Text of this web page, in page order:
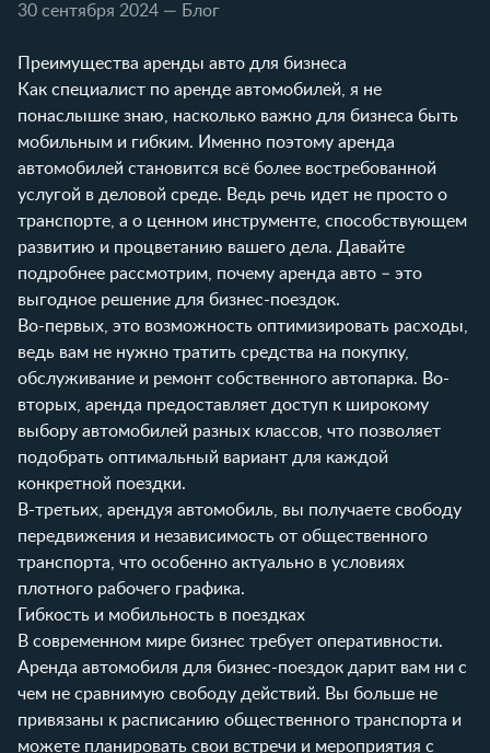
30 сентября 2024 — Блог
Преимущества аренды авто для бизнеса
Как специалист по аренде автомобилей, я не
понаслышке знаю, насколько важно для бизнеса быть
мобильным и гибким. Именно поэтому аренда
автомобилей становится всё более востребованной
услугой в деловой среде. Ведь речь идет не просто о
транспорте, а о ценном инструменте, способствующем
развитию и процветанию вашего дела. Давайте
подробнее рассмотрим, почему аренда авто – это
выгодное решение для бизнес-поездок.
Во-первых, это возможность оптимизировать расходы,
ведь вам не нужно тратить средства на покупку,
обслуживание и ремонт собственного автопарка. Во-
вторых, аренда предоставляет доступ к широкому
выбору автомобилей разных классов, что позволяет
подобрать оптимальный вариант для каждой
конкретной поездки.
В-третьих, арендуя автомобиль, вы получаете свободу
передвижения и независимость от общественного
транспорта, что особенно актуально в условиях
плотного рабочего графика.
Гибкость и мобильность в поездках
В современном мире бизнес требует оперативности.
Аренда автомобиля для бизнес-поездок дарит вам ни с
чем не сравнимую свободу действий. Вы больше не
привязаны к расписанию общественного транспорта и
можете планировать свои встречи и мероприятия с